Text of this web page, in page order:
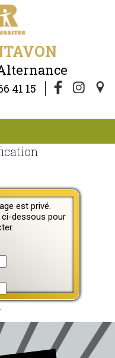
41 15
est privé.
dessous pour